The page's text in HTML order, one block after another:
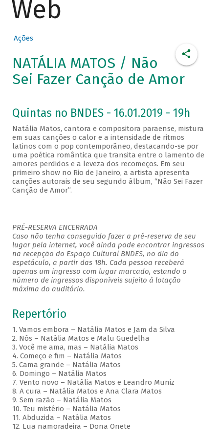
Web
Ações
NATÁLIA MATOS / Não
Sei Fazer Canção de Amor
Quintas no BNDES - 16.01.2019 - 19h
Natália Matos, cantora e compositora paraense, mistura
em suas canções o calor e a intensidade de ritmos
latinos com o pop contemporâneo, destacando-se por
uma poética romântica que transita entre o lamento de
amores perdidos e a leveza dos recomeços. Em seu
primeiro show no Rio de Janeiro, a artista apresenta
canções autorais de seu segundo álbum, “Não Sei Fazer
Canção de Amor”.
PRÉ-RESERVA ENCERRADA
Caso não tenha conseguido fazer a pré-reserva de seu
lugar pela internet, você ainda pode encontrar ingressos
na recepção do Espaço Cultural BNDES, no dia do
espetáculo, a partir das 18h. Cada pessoa receberá
apenas um ingresso com lugar marcado, estando o
número de ingressos disponíveis sujeito à lotação
máxima do auditório.
Repertório
1. Vamos embora – Natália Matos e Jam da Silva
2. Nós – Natália Matos e Malu Guedelha
3. Você me ama, mas – Natália Matos
4. Começo e fim – Natália Matos
5. Cama grande – Natália Matos
6. Domingo – Natália Matos
7. Vento novo – Natália Matos e Leandro Muniz
8. A cura – Natália Matos e Ana Clara Matos
9. Sem razão – Natália Matos
10. Teu mistério – Natália Matos
11. Abduzida – Natália Matos
12. Lua namoradeira – Dona Onete